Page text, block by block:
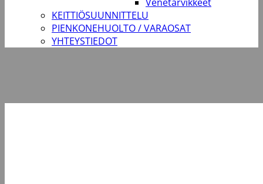
KEITTIÖSUUNNITTELU
PIENKONEHUOLTO / VARAOSAT
YHTEYSTIEDOT